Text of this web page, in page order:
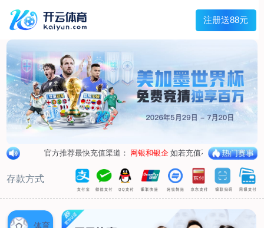
Menu
网站首页
关于我们
产品中心
荣誉资质
厂区设备
人才招聘
新闻中心
销售网点